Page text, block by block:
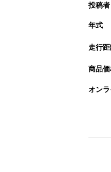
投稿者
年式
走行
商品
オン